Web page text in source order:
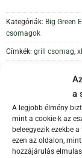
a
A legjobb élmény
mint a cookie-k az
beleegyezik ezekbe
ezen az oldalon,
hozzájárulás
Kategóriák: Big Green
csomagok
Címkék: grill csomag,
Az XLarge GRILL
felül találsz
nem használod
süthesd.